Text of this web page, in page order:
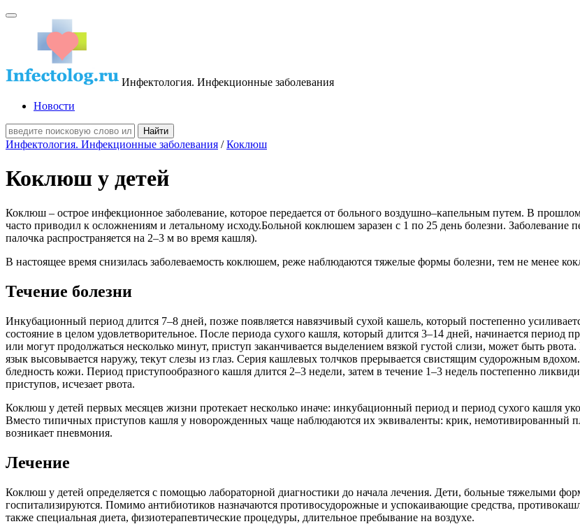
Инфектология. Инфекционные заболевания
Новости
Инфектология. Инфекционные заболевания /Коклюш
Коклюш у детей
Коклюш – острое инфекционное заболевание, которое передается от больного воздушно–капельным путем. В
часто приводил к осложнениям и летальному исходу.Больной коклюшем заразен с 1 по 25 день болезни.
палочка распространяется на 2–3 м во время кашля).
В настоящее время снизилась заболеваемость коклюшем, реже наблюдаются тяжелые формы болезни, тем не менее
Течение болезни
Инкубационный период длится 7–8 дней, позже появляется навязчивый сухой кашель, который постепенно
состояние в целом удовлетворительное. После периода сухого кашля, который длится 3–14 дней, начинается
или могут продолжаться несколько минут, приступ заканчивается выделением вязкой густой слизи, может быть
язык высовывается наружу, текут слезы из глаз. Серия кашлевых толчков прерывается свистящим судорожным
бледность кожи. Период приступообразного кашля длится 2–3 недели, затем в течение 1–3 недель постепенно
приступов, исчезает рвота.
Коклюш у детей первых месяцев жизни протекает несколько иначе: инкубационный период и период сухого кашля
Вместо типичных приступов кашля у новорожденных чаще наблюдаются их эквиваленты: крик, немотивированный
возникает пневмония.
Лечение
Коклюш у детей определяется с помощью лабораторной диагностики до начала лечения. Дети, больные тяжелыми
госпитализируются. Помимо антибиотиков назначаются противосудорожные и успокаивающие средства,
также специальная диета, физиотерапевтические процедуры, длительное пребывание на воздухе.